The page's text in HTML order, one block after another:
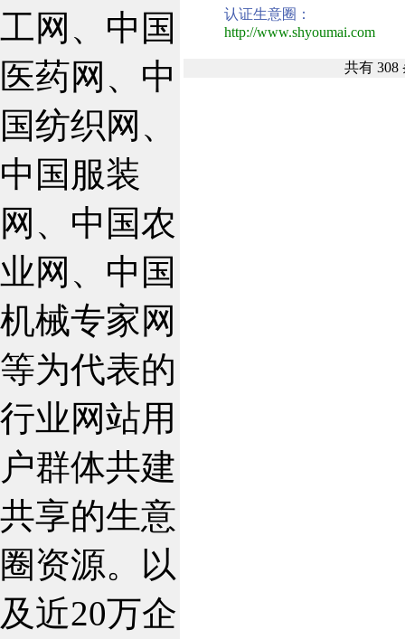
工网、中国
医药网、中
国纺织网、
中国服装
网、中国农
业网、中国
机械专家网
等为代表的
行业网站用
户群体共建
共享的生意
圈资源。以
及近20万企
认证生意圈：
http://www.shyoumai.com
共有 308